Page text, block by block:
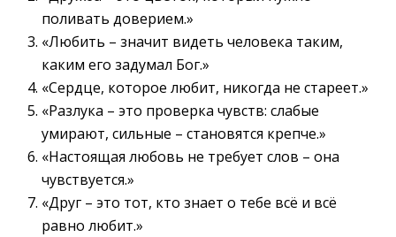
поливать доверием.»
«Любить – значит видеть человека таким,
каким его задумал Бог.»
«Сердце, которое любит, никогда не стареет.»
«Разлука – это проверка чувств: слабые
умирают, сильные – становятся крепче.»
«Настоящая любовь не требует слов – она
чувствуется.»
«Друг – это тот, кто знает о тебе всё и всё
равно любит.»